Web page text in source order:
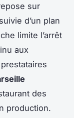
sur
d’un plan
limite l’arrêt
aux
des
production.